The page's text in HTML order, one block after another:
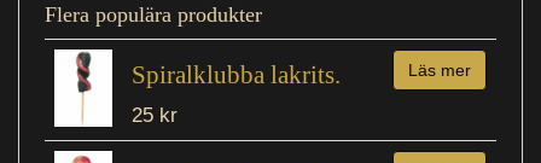
Flera populära produkter
Spiralklubba lakrits.
25 kr
Läs mer